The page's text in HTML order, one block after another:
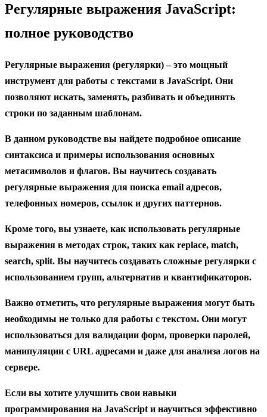
Регулярные выражения JavaScript:
полное руководство
Регулярные выражения (регулярки) – это мощный
инструмент для работы с текстами в JavaScript. Они
позволяют искать, заменять, разбивать и объединять
строки по заданным шаблонам.
В данном руководстве вы найдете подробное описание
синтаксиса и примеры использования основных
метасимволов и флагов. Вы научитесь создавать
регулярные выражения для поиска email адресов,
телефонных номеров, ссылок и других паттернов.
Кроме того, вы узнаете, как использовать регулярные
выражения в методах строк, таких как replace, match,
search, split. Вы научитесь создавать сложные регулярки с
использованием групп, альтернатив и квантификаторов.
Важно отметить, что регулярные выражения могут быть
необходимы не только для работы с текстом. Они могут
использоваться для валидации форм, проверки паролей,
манипуляции с URL адресами и даже для анализа логов на
сервере.
Если вы хотите улучшить свои навыки
программирования на JavaScript и научиться эффективно